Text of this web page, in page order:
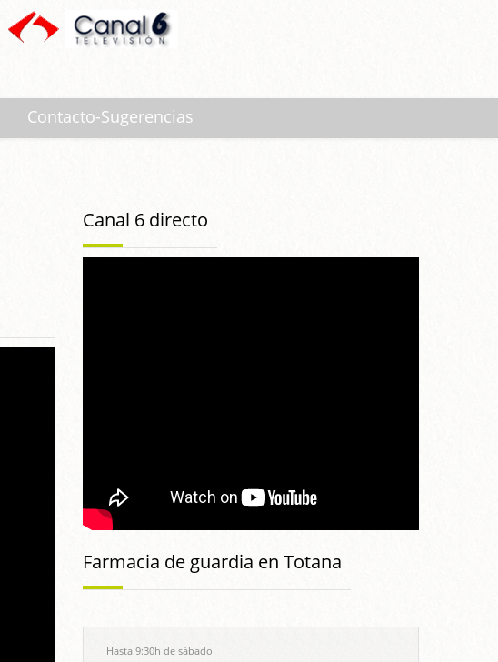
Contacto-Sugerencias
Canal 6 directo
Farmacia de guardia en Totana
Hasta 9:30h de sábado